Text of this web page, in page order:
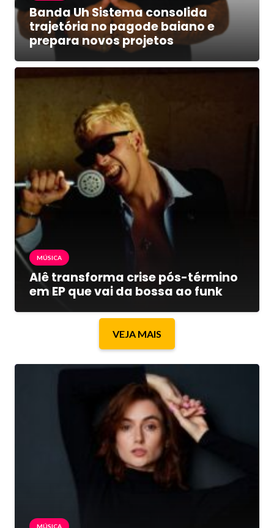
Banda Uh Sistema consolida
trajetória no pagode baiano e
prepara novos projetos
MÚSICA
Alê transforma crise pós-término
em EP que vai da bossa ao funk
VEJA MAIS
MÚSICA